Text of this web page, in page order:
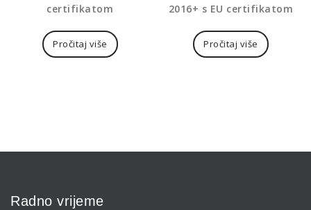
certifikatom
Pročitaj više
2016+ s EU certifikatom
Pročitaj više
Radno vrijeme